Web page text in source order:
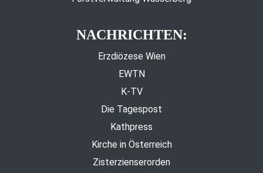
NACHRICHTEN:
Erzdiözese Wien
EWTN
K-TV
Die Tagespost
Kathpress
Kirche in Österreich
Zisterzienserorden